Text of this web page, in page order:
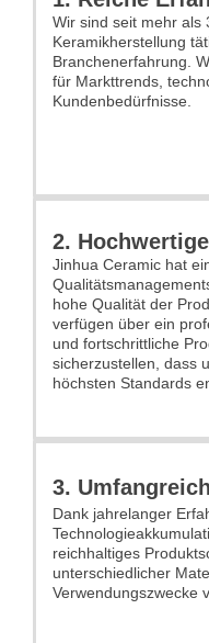
Wir sind seit mehr als
Keramikherstellung
Branchenerfahrung.
für Markttrends,
Kundenbedürfnisse.
2.
Jinhua Ceramic hat
hohe Qualität der
verfügen über ein
und fortschrittliche
sicherzustellen, dass
höchsten Standards
3.
Dank jahrelanger
reichhaltiges
unterschiedlicher
Verwendungszwecke